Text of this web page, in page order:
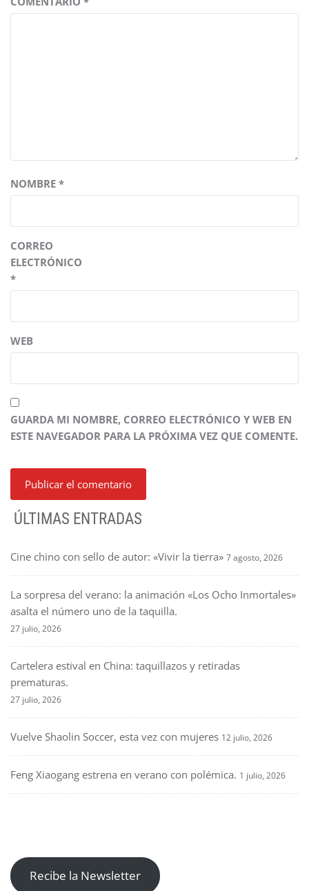
NOMBRE *
CORREO
ELECTRÓNICO
*
WEB
GUARDA MI NOMBRE, CORREO ELECTRÓNICO Y WEB EN
ESTE NAVEGADOR PARA LA PRÓXIMA VEZ QUE COMENTE.
ÚLTIMAS ENTRADAS
Cine chino con sello de autor: «Vivir la tierra» 7 agosto, 2026
La sorpresa del verano: la animación «Los Ocho Inmortales»
asalta el número uno de la taquilla.
27 julio, 2026
Cartelera estival en China: taquillazos y retiradas
prematuras.
27 julio, 2026
Vuelve Shaolin Soccer, esta vez con mujeres 12 julio, 2026
Feng Xiaogang estrena en verano con polémica. 1 julio, 2026
Recibe la Newsletter